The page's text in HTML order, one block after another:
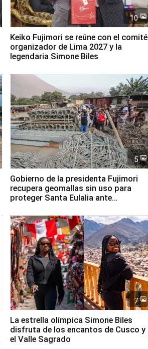
10
Keiko Fujimori se reúne con el comité
organizador de Lima 2027 y la
legendaria Simone Biles
5
Gobierno de la presidenta Fujimori
recupera geomallas sin uso para
proteger Santa Eulalia ante
7
La estrella olímpica Simone Biles
disfruta de los encantos de Cusco y
el Valle Sagrado